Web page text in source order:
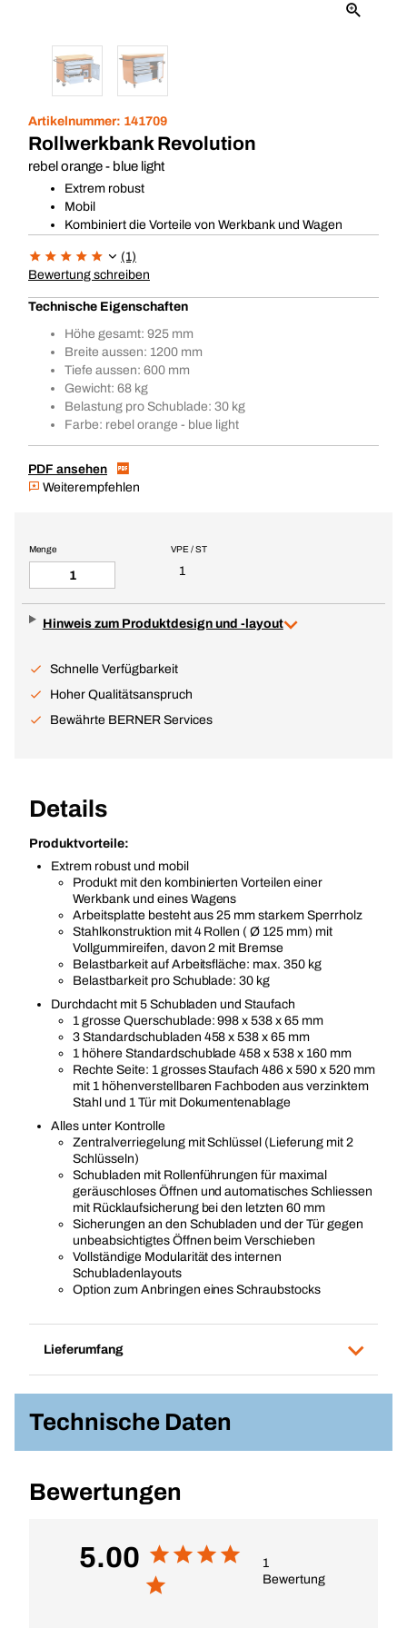
Artikelnummer: 141709
Rollwerkbank Revolution
rebel orange - blue light
Extrem robust
Mobil
Kombiniert die Vorteile von Werkbank und Wagen
(1)
Bewertung schreiben
Technische Eigenschaften
Höhe gesamt: 925 mm
Breite aussen: 1200 mm
Tiefe aussen: 600 mm
Gewicht: 68 kg
Belastung pro Schublade: 30 kg
Farbe: rebel orange - blue light
PDF ansehen
Weiterempfehlen
VPE / ST
1
Menge
Hinweis zum Produktdesign und -layout
Schnelle Verfügbarkeit
Hoher Qualitätsanspruch
Bewährte BERNER Services
Details
Produktvorteile:
Extrem robust und mobil
Produkt mit den kombinierten Vorteilen einer
Werkbank und eines Wagens
Arbeitsplatte besteht aus 25 mm starkem Sperrholz
Stahlkonstruktion mit 4 Rollen ( Ø 125 mm) mit
Vollgummireifen, davon 2 mit Bremse
Belastbarkeit auf Arbeitsfläche: max. 350 kg
Belastbarkeit pro Schublade: 30 kg
Durchdacht mit 5 Schubladen und Staufach
1 grosse Querschublade: 998 x 538 x 65 mm
3 Standardschubladen 458 x 538 x 65 mm
1 höhere Standardschublade 458 x 538 x 160 mm
Rechte Seite: 1 grosses Staufach 486 x 590 x 520 mm
mit 1 höhenverstellbaren Fachboden aus verzinktem
Stahl und 1 Tür mit Dokumentenablage
Alles unter Kontrolle
Zentralverriegelung mit Schlüssel (Lieferung mit 2
Schlüsseln)
Schubladen mit Rollenführungen für maximal
geräuschloses Öffnen und automatisches Schliessen
mit Rücklaufsicherung bei den letzten 60 mm
Sicherungen an den Schubladen und der Tür gegen
unbeabsichtigtes Öffnen beim Verschieben
Vollständige Modularität des internen
Schubladenlayouts
Option zum Anbringen eines Schraubstocks
Lieferumfang
Technische Daten
Bewertungen
5.00
1
Bewertung